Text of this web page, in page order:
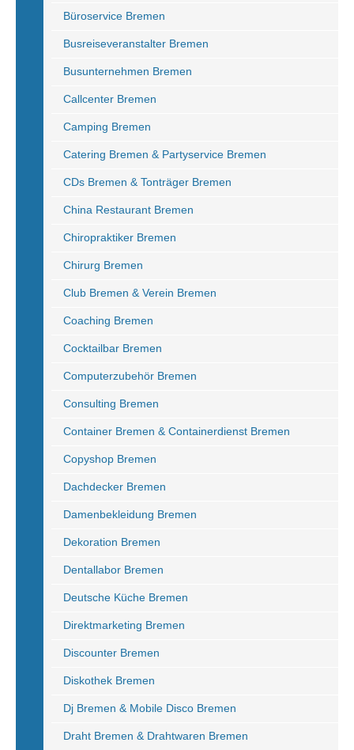
Büroservice Bremen
Busreiseveranstalter Bremen
Busunternehmen Bremen
Callcenter Bremen
Camping Bremen
Catering Bremen & Partyservice Bremen
CDs Bremen & Tonträger Bremen
China Restaurant Bremen
Chiropraktiker Bremen
Chirurg Bremen
Club Bremen & Verein Bremen
Coaching Bremen
Cocktailbar Bremen
Computerzubehör Bremen
Consulting Bremen
Container Bremen & Containerdienst Bremen
Copyshop Bremen
Dachdecker Bremen
Damenbekleidung Bremen
Dekoration Bremen
Dentallabor Bremen
Deutsche Küche Bremen
Direktmarketing Bremen
Discounter Bremen
Diskothek Bremen
Dj Bremen & Mobile Disco Bremen
Draht Bremen & Drahtwaren Bremen